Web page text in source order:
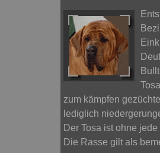
zum kämpfen
lediglich
Der Tosa ist ohne
Die Rasse gilt als